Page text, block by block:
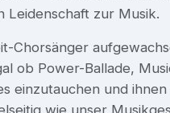
Leidenschaft zur Musik.
Chorsänger
ob Power-Ballade,
einzutauchen und
wie unser